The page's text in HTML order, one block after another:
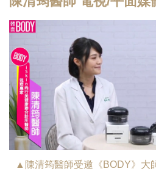
▲陳清筠醫師受邀《BODY》大